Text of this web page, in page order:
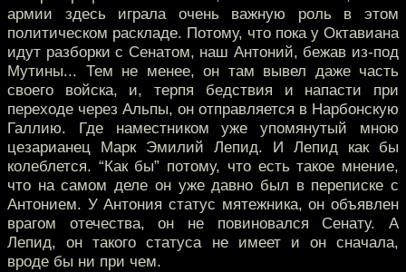
армии здесь играла очень важную роль в этом
политическом раскладе. Потому, что пока у Октавиана
идут разборки с Сенатом, наш Антоний, бежав из-под
Мутины... Тем не менее, он там вывел даже часть
своего войска, и, терпя бедствия и напасти при
переходе через Альпы, он отправляется в Нарбонскую
Галлию. Где наместником уже упомянутый мною
цезарианец Марк Эмилий Лепид. И Лепид как бы
колеблется. “Как бы” потому, что есть такое мнение,
что на самом деле он уже давно был в переписке с
Антонием. У Антония статус мятежника, он объявлен
врагом отечества, он не повиновался Сенату. А
Лепид, он такого статуса не имеет и он сначала,
вроде бы ни при чем.